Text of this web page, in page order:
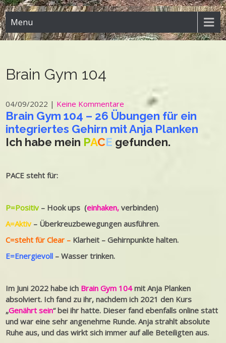
Menu
Brain Gym 104
04/09/2022 | Keine Kommentare
Brain Gym 104 – 26 Übungen für ein
integriertes Gehirn mit Anja Planken
Ich habe mein PACE gefunden.
PACE steht für:
P=Positiv – Hook ups (einhaken, verbinden)
A=Aktiv – Überkreuzbewegungen ausführen.
C=steht für Clear – Klarheit – Gehirnpunkte halten.
E=Energievoll – Wasser trinken.
Im Juni 2022 habe ich Brain Gym 104mit Anja Planken
absolviert. Ich fand zu ihr, nachdem ich 2021 den Kurs
„Genährt sein“ bei ihr hatte. Dieser fand ebenfalls online statt
und war eine sehr angenehme Runde. Anja strahlt absolute
Ruhe aus, und das wirkt sich immer auf alle Beteiligten aus.